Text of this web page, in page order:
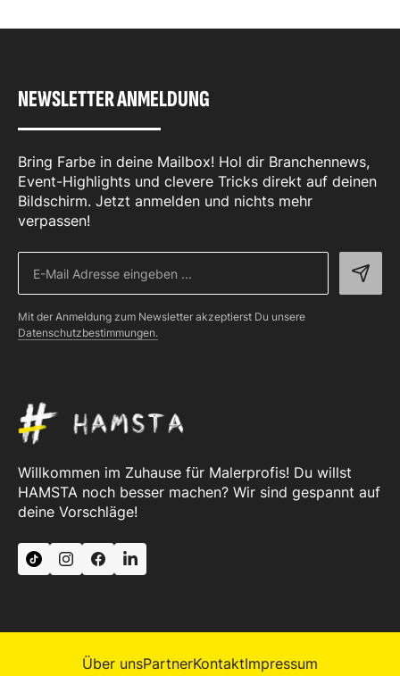
NEWSLETTER ANMELDUNG
Bring Farbe in deine Mailbox! Hol dir Branchennews,
Event-Highlights und clevere Tricks direkt auf deinen
Bildschirm. Jetzt anmelden und nichts mehr
verpassen!
Mit der Anmeldung zum Newsletter akzeptierst Du unsere
Datenschutzbestimmungen.
Willkommen im Zuhause für Malerprofis! Du willst
HAMSTA noch besser machen? Wir sind gespannt auf
deine Vorschläge!
Über unsPartnerKontaktImpressum